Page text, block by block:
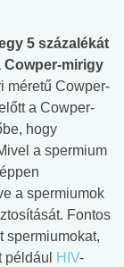
5 százalékát
Cowper-mirigy
méretű Cowper-
a Cowper-
hogy
a spermium
a spermiumok
Fontos
spermiumokat,
HIV-